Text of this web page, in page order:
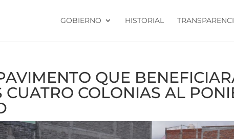
GOBIERNO HISTORIAL
QUE
CUATRO COLONIAS AL